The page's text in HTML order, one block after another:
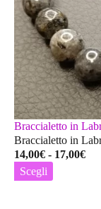
Braccialetto in
Braccialetto in
14,00€ - 17,00€
Scegli